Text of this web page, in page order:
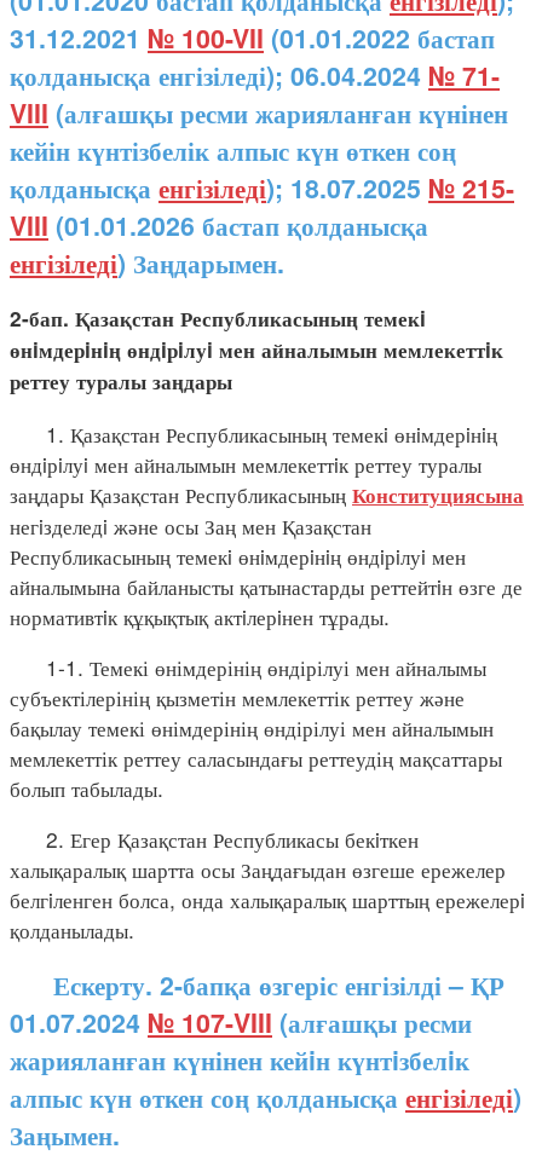
31.12.2021 № 100-VII (01.01.2022 бастап
қолданысқа енгізіледі); 06.04.2024 № 71-
VIII (алғашқы ресми жарияланған күнінен
кейін күнтізбелік алпыс күн өткен соң
қолданысқа енгізіледі); 18.07.2025 № 215-
VIII (01.01.2026 бастап қолданысқа
енгізіледі) Заңдарымен.
2-бап. Қазақстан Республикасының темекi
өнiмдерiнiң өндiрiлуi мен айналымын мемлекеттiк
реттеу туралы заңдары
1. Қазақстан Республикасының темекi өнiмдерiнiң
өндiрiлуi мен айналымын мемлекеттiк реттеу туралы
заңдары Қазақстан Республикасының Конституциясына
негiзделедi және осы Заң мен Қазақстан
Республикасының темекi өнiмдерiнiң өндiрiлуi мен
айналымына байланысты қатынастарды реттейтiн өзге де
нормативтiк құқықтық актiлерiнен тұрады.
1-1. Темекі өнімдерінің өндірілуі мен айналымы
субъектілерінің қызметін мемлекеттік реттеу және
бақылау темекі өнімдерінің өндірілуі мен айналымын
мемлекеттік реттеу саласындағы реттеудің мақсаттары
болып табылады.
2. Егер Қазақстан Республикасы бекiткен
халықаралық шартта осы Заңдағыдан өзгеше ережелер
белгiленген болса, онда халықаралық шарттың ережелерi
қолданылады.
Ескерту. 2-бапқа өзгеріс енгізілді – ҚР
01.07.2024 № 107-VIII (алғашқы ресми
жарияланған күнінен кейiн күнтiзбелiк
алпыс күн өткен соң қолданысқа енгізіледі)
Заңымен.